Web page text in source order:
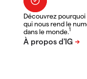
Découvrez
qui nous rend le
dans le monde.1